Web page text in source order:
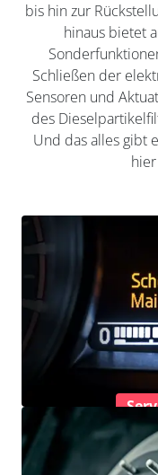
bis hin zur
hinaus bietet
Schließen der
Sensoren und
des
Und das alles gibt